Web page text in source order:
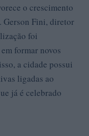
o crescimento
. Gerson Fini, diretor
foi
formar novos
a cidade possui
ligadas ao
já é celebrado